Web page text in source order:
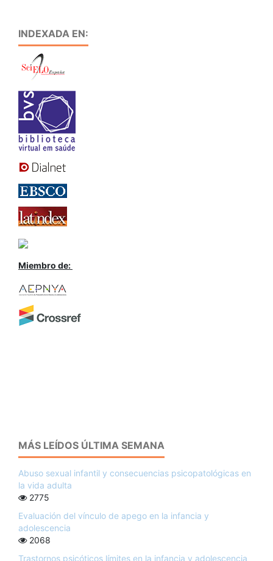
INDEXADA EN:
Miembro de:
MÁS LEÍDOS ÚLTIMA SEMANA
Abuso sexual infantil y consecuencias psicopatológicas en
la vida adulta
2775
Evaluación del vínculo de apego en la infancia y
adolescencia
2068
Trastornos psicóticos límites en la infancia y adolescencia